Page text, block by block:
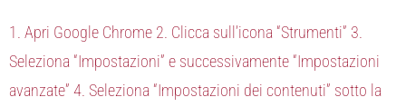
1. Apri Google Chrome 2. Clicca sull’icona “Strumenti” 3.
Seleziona “Impostazioni” e successivamente “Impostazioni
avanzate” 4. Seleziona “Impostazioni dei contenuti” sotto la